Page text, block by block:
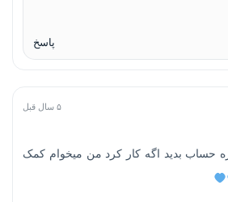
پاسخ
۵ سال قبل
حساب بدید اگه کار کرد من میخوام کمک